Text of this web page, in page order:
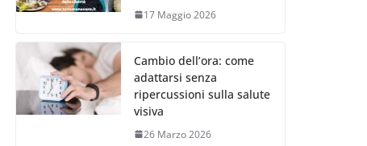
17 Maggio 2026
Cambio dell’ora: come
adattarsi senza
ripercussioni sulla salute
visiva
26 Marzo 2026